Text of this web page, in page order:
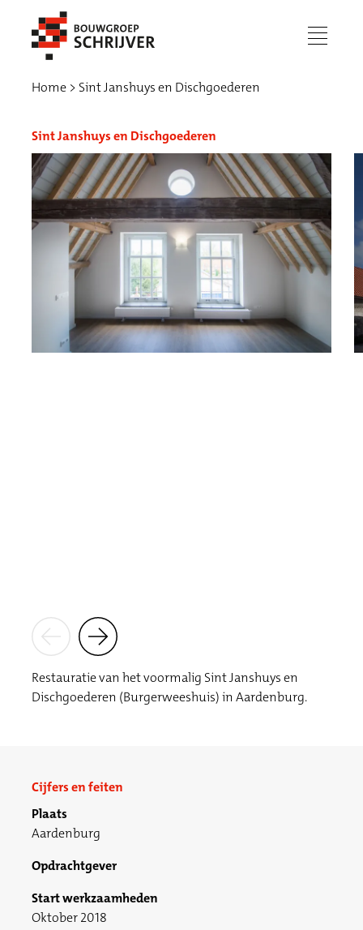
menu
Werken bij
Home Sint Janshuys en Dischgoederen
Sint Janshuys en Dischgoederen
Restauratie van het voormalig Sint Janshuys en
Dischgoederen (Burgerweeshuis) in Aardenburg.
Cijfers en feiten
Plaats
Aardenburg
Opdrachtgever
Start werkzaamheden
Oktober 2018